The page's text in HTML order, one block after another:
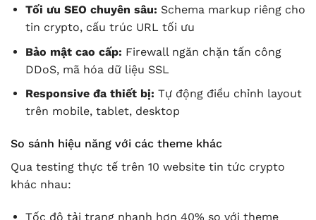
Tối ưu SEO chuyên sâu: Schema markup riêng cho
tin crypto, cấu trúc URL tối ưu
Bảo mật cao cấp: Firewall ngăn chặn tấn công
DDoS, mã hóa dữ liệu SSL
Responsive đa thiết bị: Tự động điều chỉnh layout
trên mobile, tablet, desktop
So sánh hiệu năng với các theme khác
Qua testing thực tế trên 10 website tin tức crypto
khác nhau:
Tốc độ tải trang nhanh hơn 40% so với theme